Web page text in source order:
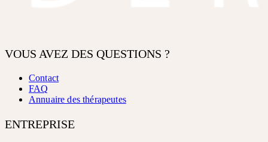
VOUS AVEZ DES QUESTIONS ?
Contact
FAQ
Annuaire des thérapeutes
ENTREPRISE